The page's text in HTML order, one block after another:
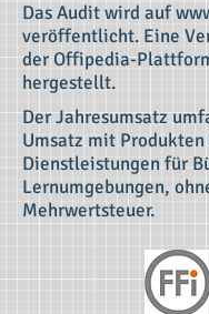
Das Audit wird auf
veröffentlicht. Eine
der Offipedia-
hergestellt.
Der Jahresumsatz
Umsatz mit Produkten
Dienstleistungen für
Lernumgebungen,
Mehrwertsteuer.